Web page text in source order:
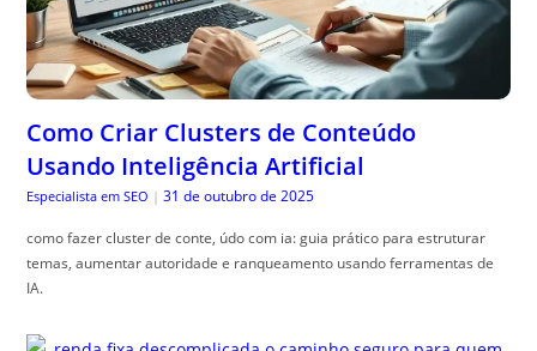
Como Criar Clusters de Conteúdo
Usando Inteligência Artificial
Especialista em SEO | 31 de outubro de 2025
como fazer cluster de conte, údo com ia: guia prático para estruturar
temas, aumentar autoridade e ranqueamento usando ferramentas de
IA.